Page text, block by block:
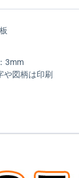
3mm
や図柄は印刷